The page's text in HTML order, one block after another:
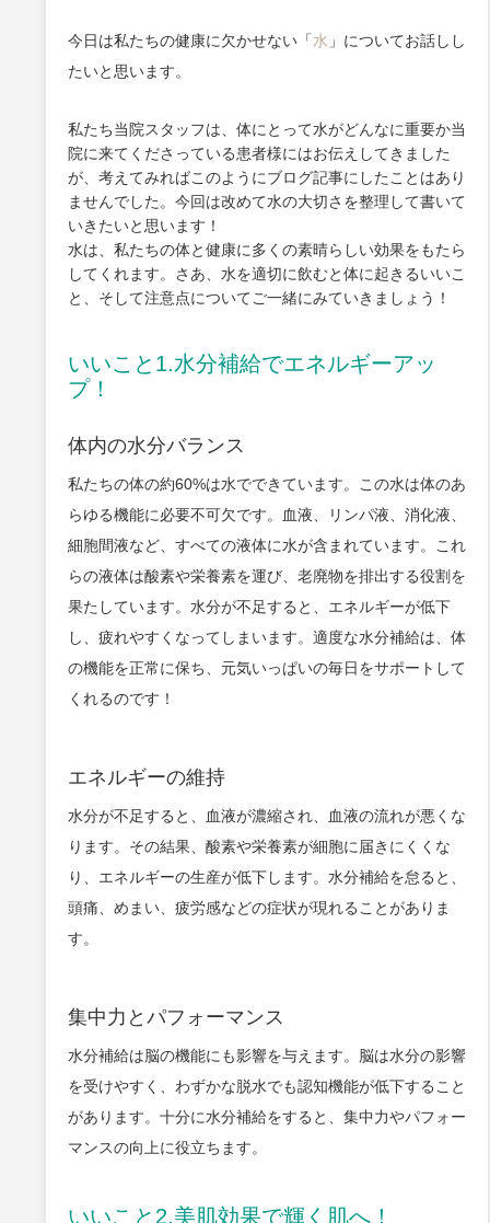
今日は私たちの健康に欠かせない「水 」についてお話しし
たいと思います。
私たち当院スタッフは、体にとって水がどんなに重要か当
院に来てくださっている患者様にはお伝えしてきました
が、考えてみればこのようにブログ記事にしたことはあり
ませんでした。今回は改めて水の大切さを整理して書いて
いきたいと思います！
水は、私たちの体と健康に多くの素晴らしい効果をもたら
してくれます。さあ、水を適切に飲むと体に起きるいいこ
と、そして注意点についてご一緒にみていきましょう！
いいこと1.水分補給でエネルギーアッ
プ！
体内の水分バランス
私たちの体の約60%は水でできています。この水は体のあ
らゆる機能に必要不可欠です。血液、リンパ液、消化液、
細胞間液など、すべての液体に水が含まれています。これ
らの液体は酸素や栄養素を運び、老廃物を排出する役割を
果たしています。水分が不足すると、エネルギーが低下
し、疲れやすくなってしまいます。適度な水分補給は、体
の機能を正常に保ち、元気いっぱいの毎日をサポートして
くれるのです！
エネルギーの維持
水分が不足すると、血液が濃縮され、血液の流れが悪くな
ります。その結果、酸素や栄養素が細胞に届きにくくな
り、エネルギーの生産が低下します。水分補給を怠ると、
頭痛、めまい、疲労感などの症状が現れることがありま
す。
集中力とパフォーマンス
水分補給は脳の機能にも影響を与えます。脳は水分の影響
を受けやすく、わずかな脱水でも認知機能が低下すること
があります。十分に水分補給をすると、集中力やパフォー
マンスの向上に役立ちます。
いいこと2.美肌効果で輝く肌へ！